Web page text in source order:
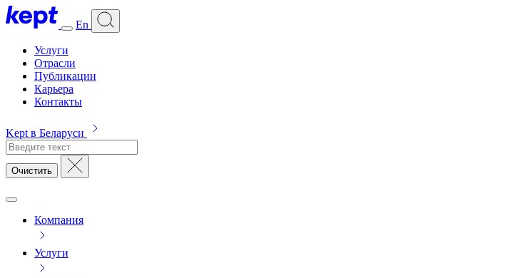
En
Услуги
Отрасли
Публикации
Карьера
Контакты
Kept в Беларуси
Очистить
Компания
Услуги